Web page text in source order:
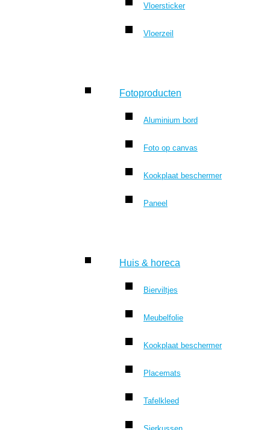
Vloersticker
Vloerzeil
Fotoproducten
Aluminium bord
Foto op canvas
Kookplaat beschermer
Paneel
Huis & horeca
Bierviltjes
Meubelfolie
Kookplaat beschermer
Placemats
Tafelkleed